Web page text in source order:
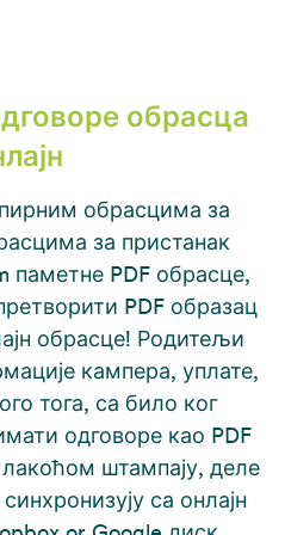
обрасца
обрасцима за
за пристанак
паметне PDF обрасце,
PDF образац
обрасце! Родитељи
кампера, уплате,
тога, са било ког
одговоре као PDF
штампају, деле
са онлајн